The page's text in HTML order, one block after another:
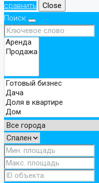
сравнить
Close
Поиск